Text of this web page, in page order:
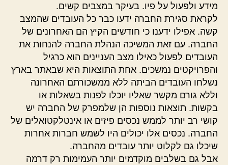
מידע ולפעול על פיו. בעיקר במצבים קשים.
לקראת סגירת החברה ידעו כבר כל העובדים שהמצב
קשה. אפילו ידענו כי חודשים הקיץ הם האחרונים של
החברה. עם זאת המשיכה הנהלת החברה להנחות את
העובדים לפעול כאילו מצב העניינים הוא כרגיל
והפרויקטים נמשכים. אחת התוצאות היא שבאתר בארץ
נשלחו העובדים הביתה ללא ממשכורתם האחרונה
וללא גורם מקשר שאליו יוכלו לפנות בשאלות או
בקשות. תוצאות נוספות הן שלמפרק של החברה יש
קושי רב יותר לממש נכסים פיזים או אינטלקטואלים של
החברה. נכסים אלו יכולים היו לשמש חברות אחרות
שיכלו גם לקלוט יותר עובדים מהחברה.
אבל גם בשלבים מוקדמים יותר העמימות רק דרמה